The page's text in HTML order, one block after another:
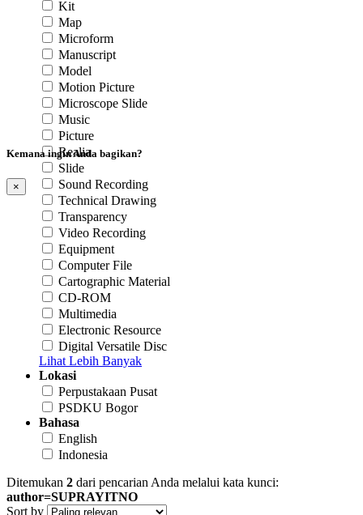
Kit
Map
Microform
Manuscript
Model
Motion Picture
Microscope Slide
Music
Picture
Realia
Slide
Sound Recording
Technical Drawing
Transparency
Video Recording
Equipment
Computer File
Cartographic Material
CD-ROM
Multimedia
Electronic Resource
Digital Versatile Disc
Lihat Lebih Banyak
Lokasi
Perpustakaan Pusat
PSDKU Bogor
Bahasa
English
Indonesia
Ditemukan 2 dari pencarian Anda melalui kata kunci:
author=SUPRAYITNO
Sort by
Kemana ingin Anda bagikan?
×